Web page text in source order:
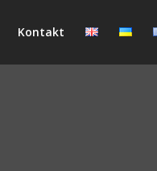
Kontakt